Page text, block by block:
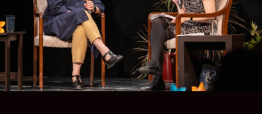
Notre Chambre d’amis
Les Activités
Le Printemps des Ateliers-
théâtre